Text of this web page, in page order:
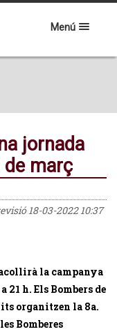
Menú
jornada
de març
18-03-2022 10:37
acollirà la campanya
21 h. Els Bombers de
organitzen la 8a.
Bomberes